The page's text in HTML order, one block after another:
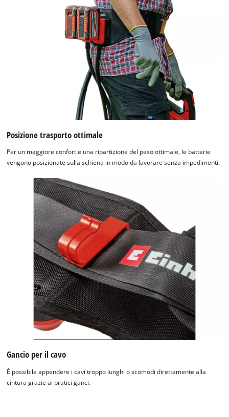
Posizione trasporto ottimale
Per un maggiore confort e una ripartizione del peso ottimale, le batterie
vengono posizionate sulla schiena in modo da lavorare senza impedimenti.
Gancio per il cavo
È possibile appendere i cavi troppo lunghi o scomodi direttamente alla
cintura grazie ai pratici ganci.